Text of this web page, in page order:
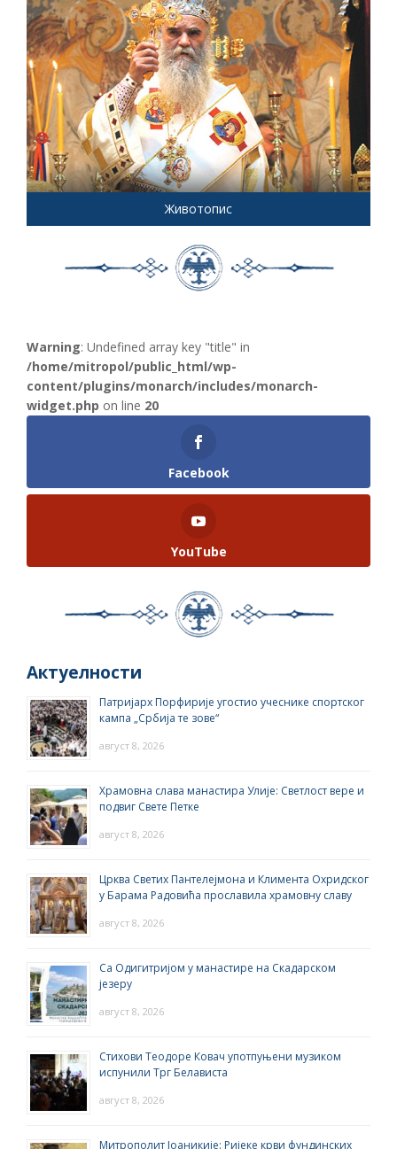
Животопис
Warning: Undefined array key "title" in
/home/mitropol/public_html/wp-
content/plugins/monarch/includes/monarch-
widget.php on line 20
Facebook
YouTube
Актуелности
Патријарх Порфирије угостио учеснике спортског
кампа „Србија те зове“
август 8, 2026
Храмовна слава манастира Улије: Светлост вере и
подвиг Свете Петке
август 8, 2026
Црква Светих Пантелејмона и Климента Охридског
у Барама Радовића прославила храмовну славу
август 8, 2026
Са Одигитријом у манастире на Скадарском
језеру
август 8, 2026
Стихови Теодоре Ковач употпуњени музиком
испунили Трг Белависта
август 8, 2026
Митрополит Јоаникије: Ријеке крви фундинских